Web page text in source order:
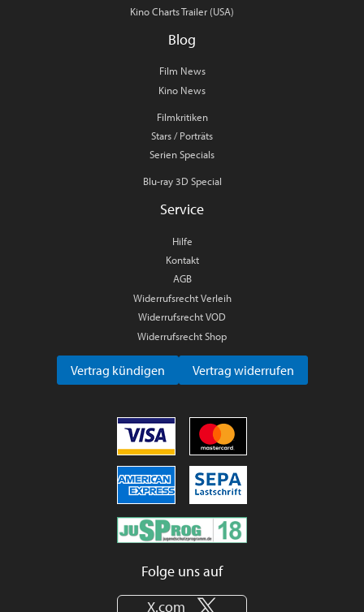
Kino Charts Trailer (USA)
Blog
Film News
Kino News
Filmkritiken
Stars / Porträts
Serien Specials
Blu-ray 3D Special
Service
Hilfe
Kontakt
AGB
Widerrufsrecht Verleih
Widerrufsrecht VOD
Widerrufsrecht Shop
Vertrag kündigen Vertrag widerrufen
Folge uns auf
X.com